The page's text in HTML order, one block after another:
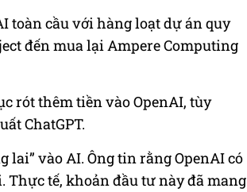
toàn cầu với hàng loạt dự án quy
đến mua lại Ampere Computing
rót thêm tiền vào OpenAI, tùy
ChatGPT.
lai” vào AI. Ông tin rằng OpenAI có
tế, khoản đầu tư này đã mang